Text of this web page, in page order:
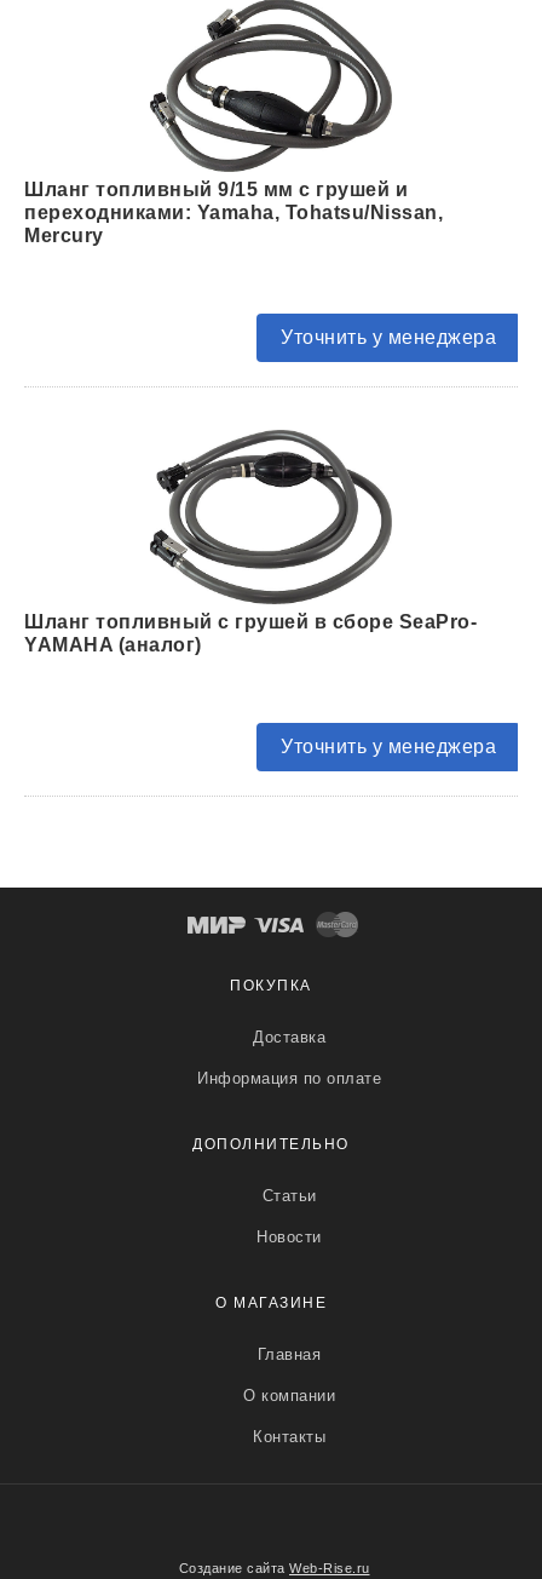
Шланг топливный 9/15 мм с грушей и
переходниками: Yamaha, Tohatsu/Nissan,
Mercury
Уточнить у менеджера
Шланг топливный с грушей в сборе SeaPro-
YAMAHA (аналог)
Уточнить у менеджера
ПОКУПКА
Доставка
Информация по оплате
ДОПОЛНИТЕЛЬНО
Статьи
Новости
О МАГАЗИНЕ
Главная
О компании
Контакты
Создание сайта Web-Rise.ru